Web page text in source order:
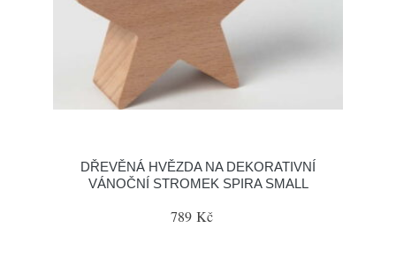
DŘEVĚNÁ HVĚZDA NA DEKORATIVNÍ
VÁNOČNÍ STROMEK SPIRA SMALL
789 Kč